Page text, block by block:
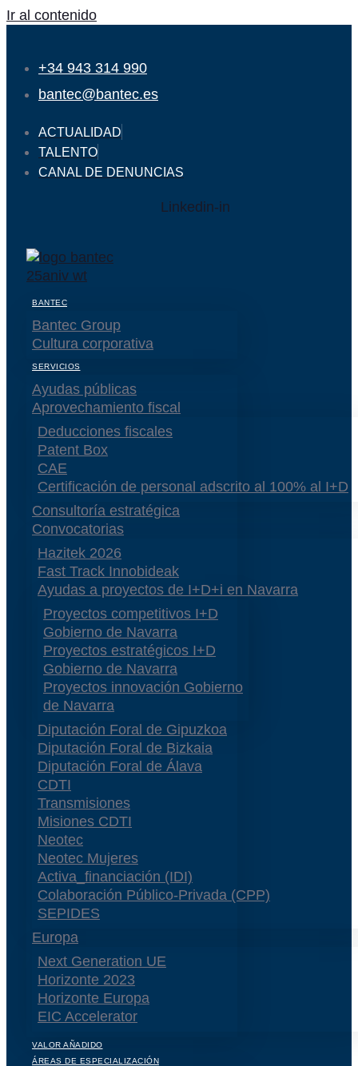
Ir al contenido
+34 943 314 990
bantec@bantec.es
ACTUALIDAD
TALENTO
CANAL DE DENUNCIAS
Linkedin-in
BANTEC
Bantec Group
Cultura corporativa
SERVICIOS
Ayudas públicas
Aprovechamiento fiscal
Deducciones fiscales
Patent Box
CAE
Certificación de personal adscrito al 100% al I+D
Consultoría estratégica
Convocatorias
Hazitek 2026
Fast Track Innobideak
Ayudas a proyectos de I+D+i en Navarra
Proyectos competitivos I+D
Gobierno de Navarra
Proyectos estratégicos I+D
Gobierno de Navarra
Proyectos innovación Gobierno
de Navarra
Diputación Foral de Gipuzkoa
Diputación Foral de Bizkaia
Diputación Foral de Álava
CDTI
Transmisiones
Misiones CDTI
Neotec
Neotec Mujeres
Activa_financiación (IDI)
Colaboración Público-Privada (CPP)
SEPIDES
Europa
Next Generation UE
Horizonte 2023
Horizonte Europa
EIC Accelerator
VALOR AÑADIDO
ÁREAS DE ESPECIALIZACIÓN